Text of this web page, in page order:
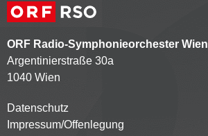
ORF Radio-Symphonieorchester Wien
Argentinierstraße 30a
1040 Wien
Kontaktmenü
Datenschutz
Impressum/Offenlegung